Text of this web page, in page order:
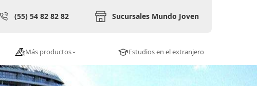
(55) 54 82 82 82 Sucursales Mundo Joven
Más productos Estudios en el extranjero